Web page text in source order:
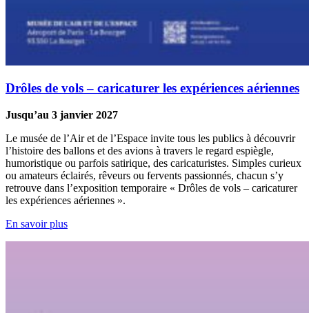
Drôles de vols – caricaturer les expériences aériennes
Jusqu’au 3 janvier 2027
Le musée de l’Air et de l’Espace invite tous les publics à découvrir
l’histoire des ballons et des avions à travers le regard espiègle,
humoristique ou parfois satirique, des caricaturistes. Simples curieux
ou amateurs éclairés, rêveurs ou fervents passionnés, chacun s’y
retrouve dans l’exposition temporaire « Drôles de vols – caricaturer
les expériences aériennes ».
En savoir plus